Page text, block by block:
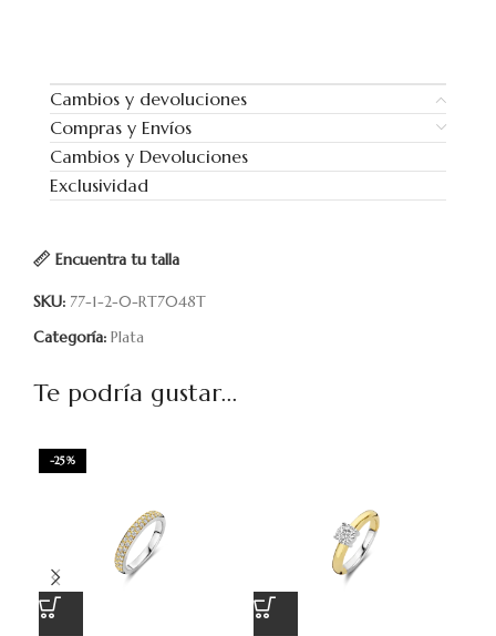
Encuentra tu talla
Cambios y devoluciones
Compras y Envíos
Cambios y Devoluciones
Exclusividad
SKU: 77-1-2-0-RT7048T
Categoría: Plata
Te podría gustar...
-25%